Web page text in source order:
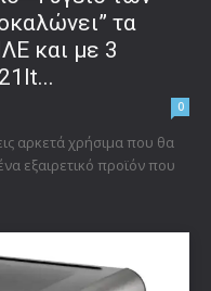
τα
και με 3
0
αρκετά χρήσιμα που θα
εξαιρετικό προϊόν που